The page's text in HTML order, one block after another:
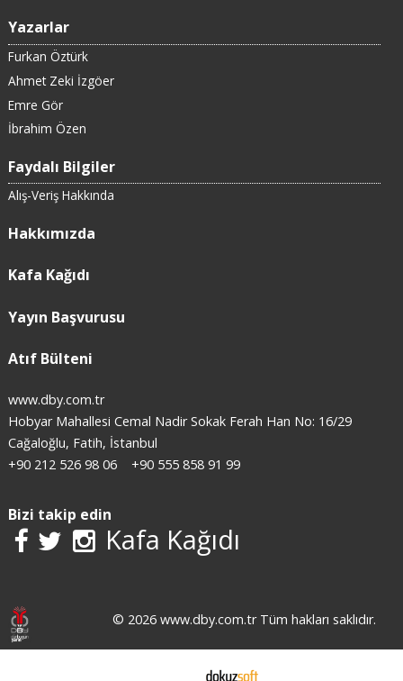
Yazarlar
Furkan Öztürk
Ahmet Zeki İzgöer
Emre Gör
İbrahim Özen
Faydalı Bilgiler
Alış-Veriş Hakkında
Hakkımızda
Kafa Kağıdı
Yayın Başvurusu
Atıf Bülteni
www.dby.com.tr
Hobyar Mahallesi Cemal Nadir Sokak Ferah Han No: 16/29
Cağaloğlu, Fatih, İstanbul
+90 212 526 98 06
+90 555 858 91 99
Bizi takip edin
Kafa Kağıdı
© 2026 www.dby.com.tr Tüm hakları saklıdır.